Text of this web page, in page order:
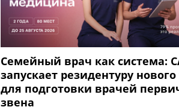
Семейный врач как система:
запускает резидентуру
для подготовки врачей
звена